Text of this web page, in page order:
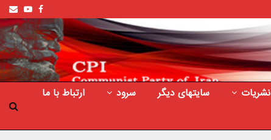
Facebook
نشریات سایتهای دیگر سرود
ارتباط با ما